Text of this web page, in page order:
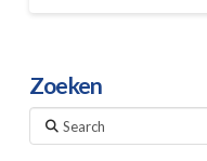
Zoeken
Search